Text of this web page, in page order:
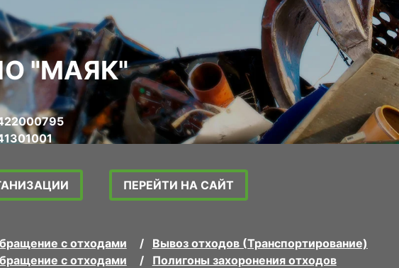
"МАЯК"
ПЕРЕЙТИ НА САЙТ
с отходами
Вывоз отходов (Транспортирование)
с отходами
Полигоны захоронения отходов